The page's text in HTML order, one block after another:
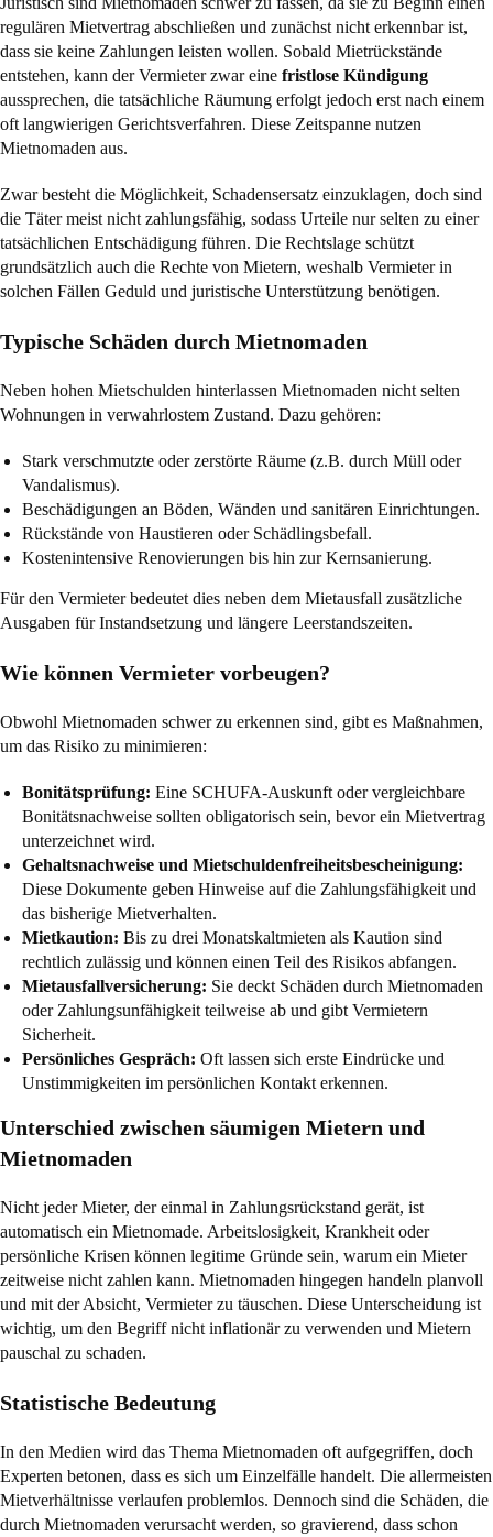
regulären Mietvertrag abschließen und zunächst nicht erkennbar ist,
dass sie keine Zahlungen leisten wollen. Sobald Mietrückstände
entstehen, kann der Vermieter zwar eine fristlose Kündigung
aussprechen, die tatsächliche Räumung erfolgt jedoch erst nach einem
oft langwierigen Gerichtsverfahren. Diese Zeitspanne nutzen
Mietnomaden aus.
Zwar besteht die Möglichkeit, Schadensersatz einzuklagen, doch sind
die Täter meist nicht zahlungsfähig, sodass Urteile nur selten zu einer
tatsächlichen Entschädigung führen. Die Rechtslage schützt
grundsätzlich auch die Rechte von Mietern, weshalb Vermieter in
solchen Fällen Geduld und juristische Unterstützung benötigen.
Typische Schäden durch Mietnomaden
Neben hohen Mietschulden hinterlassen Mietnomaden nicht selten
Wohnungen in verwahrlostem Zustand. Dazu gehören:
Stark verschmutzte oder zerstörte Räume (z.B. durch Müll oder
Vandalismus).
Beschädigungen an Böden, Wänden und sanitären Einrichtungen.
Rückstände von Haustieren oder Schädlingsbefall.
Kostenintensive Renovierungen bis hin zur Kernsanierung.
Für den Vermieter bedeutet dies neben dem Mietausfall zusätzliche
Ausgaben für Instandsetzung und längere Leerstandszeiten.
Wie können Vermieter vorbeugen?
Obwohl Mietnomaden schwer zu erkennen sind, gibt es Maßnahmen,
um das Risiko zu minimieren:
Bonitätsprüfung: Eine SCHUFA-Auskunft oder vergleichbare
Bonitätsnachweise sollten obligatorisch sein, bevor ein Mietvertrag
unterzeichnet wird.
Gehaltsnachweise und Mietschuldenfreiheitsbescheinigung:
Diese Dokumente geben Hinweise auf die Zahlungsfähigkeit und
das bisherige Mietverhalten.
Mietkaution: Bis zu drei Monatskaltmieten als Kaution sind
rechtlich zulässig und können einen Teil des Risikos abfangen.
Mietausfallversicherung: Sie deckt Schäden durch Mietnomaden
oder Zahlungsunfähigkeit teilweise ab und gibt Vermietern
Sicherheit.
Persönliches Gespräch: Oft lassen sich erste Eindrücke und
Unstimmigkeiten im persönlichen Kontakt erkennen.
Unterschied zwischen säumigen Mietern und
Mietnomaden
Nicht jeder Mieter, der einmal in Zahlungsrückstand gerät, ist
automatisch ein Mietnomade. Arbeitslosigkeit, Krankheit oder
persönliche Krisen können legitime Gründe sein, warum ein Mieter
zeitweise nicht zahlen kann. Mietnomaden hingegen handeln planvoll
und mit der Absicht, Vermieter zu täuschen. Diese Unterscheidung ist
wichtig, um den Begriff nicht inflationär zu verwenden und Mietern
pauschal zu schaden.
Statistische Bedeutung
In den Medien wird das Thema Mietnomaden oft aufgegriffen, doch
Experten betonen, dass es sich um Einzelfälle handelt. Die allermeisten
Mietverhältnisse verlaufen problemlos. Dennoch sind die Schäden, die
durch Mietnomaden verursacht werden, so gravierend, dass schon